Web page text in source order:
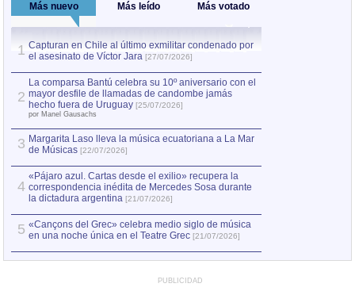
Más nuevo Más leído Más votado
1 Capturan en Chile al último exmilitar condenado por
el asesinato de Víctor Jara [27/07/2026]
2
La comparsa Bantú celebra su 10º aniversario con el
mayor desfile de llamadas de candombe jamás
hecho fuera de Uruguay [25/07/2026]
por Manel Gausachs
3 Margarita Laso lleva la música ecuatoriana a La Mar
de Músicas [22/07/2026]
4
«Pájaro azul. Cartas desde el exilio» recupera la
correspondencia inédita de Mercedes Sosa durante
la dictadura argentina [21/07/2026]
5 «Cançons del Grec» celebra medio siglo de música
en una noche única en el Teatre Grec [21/07/2026]
PUBLICIDAD